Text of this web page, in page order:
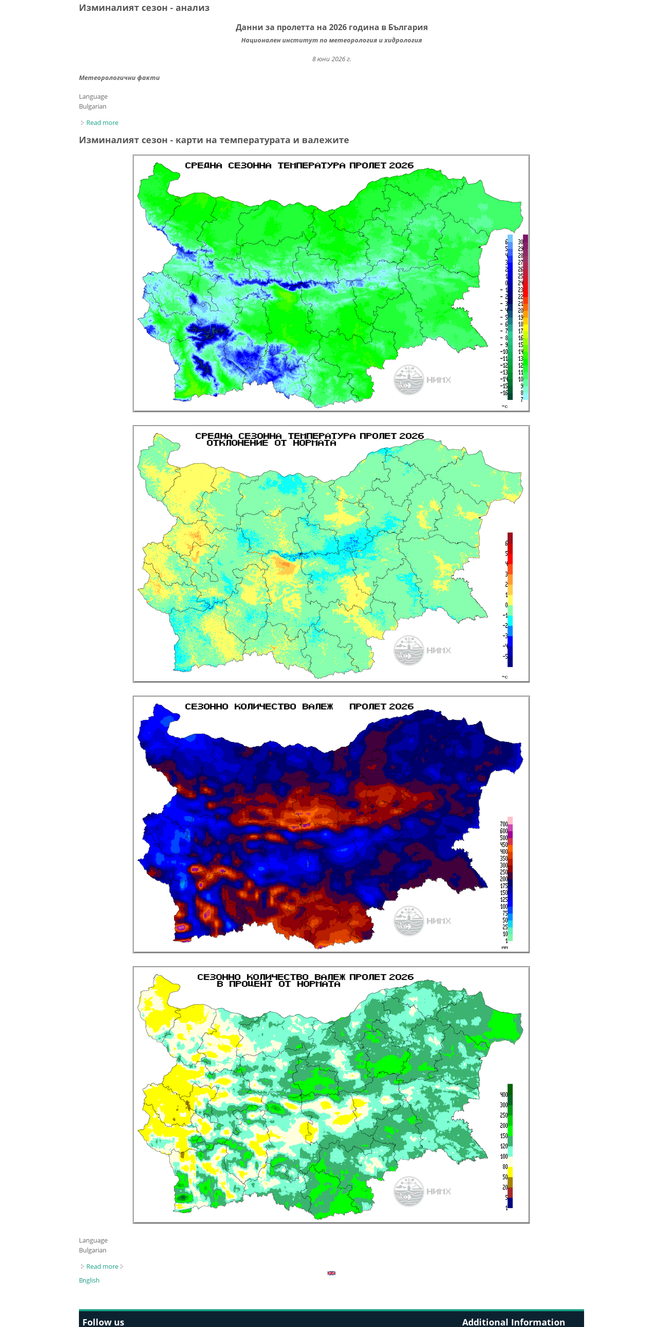
Изминалият сезон - анализ
Данни за пролетта на 2026 година в България
Национален институт по метеорология и хидрология
8 юни 2026 г.
Метеорологични факти
Language
Bulgarian
Read more
Изминалият сезон - карти на температурата и валежите
Language
Bulgarian
Read more about Изминалият сезон - карти на температурата и валежите
English
Follow us Additional Information